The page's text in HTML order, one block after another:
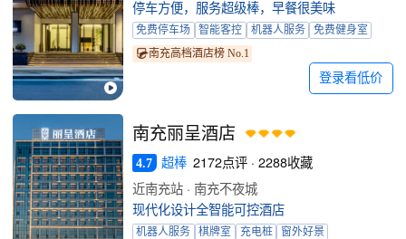
停车方便，服务超级棒，早餐很美味
免费停车场 智能客控 机器人服务
免费健身室
南充高档酒店榜 No.1
登录看低价
南充丽呈酒店
4.7 超棒 2172点评 · 2288收藏
近南充站 · 南充不夜城
现代化设计全智能可控酒店
机器人服务 棋牌室 充电桩
窗外好景